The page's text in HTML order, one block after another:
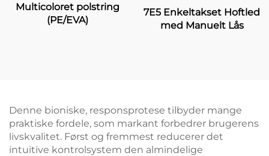
Multicoloret polstring
(PE/EVA)
7E5 Enkeltakset Hoftled
med Manuelt Lås
Denne bioniske, responsprotese tilbyder mange
praktiske fordele, som markant forbedrer brugerens
livskvalitet. Først og fremmest reducerer det
intuitive kontrolsystem den almindelige